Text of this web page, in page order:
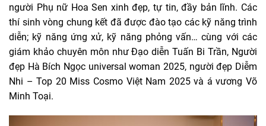
người Phụ nữ Hoa Sen xinh đẹp, tự tin, đầy bản lĩnh. Các
thí sinh vòng chung kết đã được đào tạo các kỹ năng trình
diễn; kỹ năng ứng xử, kỹ năng phỏng vấn… cùng với các
giám khảo chuyên môn như Đạo diễn Tuấn Bi Trần, Người
đẹp Hà Bích Ngọc universal woman 2025, người đẹp Diễm
Nhi – Top 20 Miss Cosmo Việt Nam 2025 và á vương Võ
Minh Toại.